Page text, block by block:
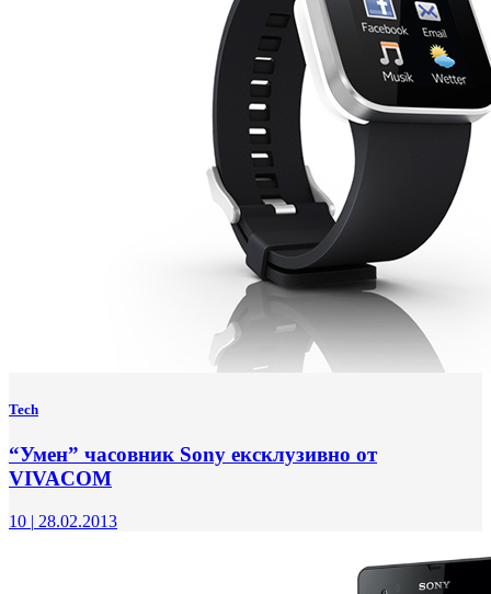
Tech
“Умен” часовник Sony ексклузивно от
VIVACOM
10 | 28.02.2013